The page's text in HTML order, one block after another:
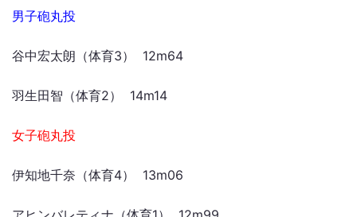
男子砲丸投
谷中宏太朗（体育3） 12m64
羽生田智（体育2） 14m14
女子砲丸投
伊知地千奈（体育4） 13m06